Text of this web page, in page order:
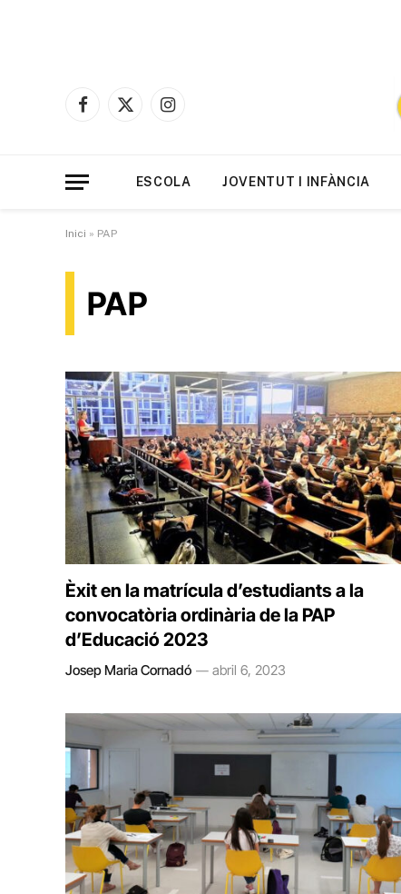
Facebook
X
Instagram
ESCOLA JOVENTUT I INFÀNCIA
Inici » PAP
PAP
Èxit en la matrícula d’estudiants a la
convocatòria ordinària de la PAP
d’Educació 2023
Josep Maria Cornadó abril 6, 2023